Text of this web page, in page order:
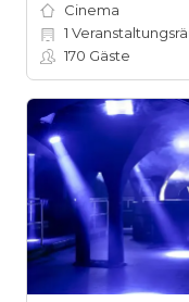
Cinema
1
170 Gäste